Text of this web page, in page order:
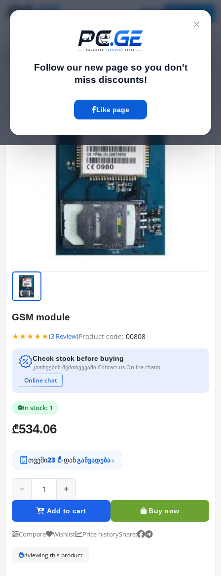
×
Follow our new page so you don't
miss discounts!
Like page
GSM module
★★★★★(3 Review)Product code: 00808
Check stock before buying
კითხვების შემთხვევაში Contact us Online chatთ
Online chat
In stock: 1
₾534.06
თვეში23 ₾-დანგანვადება ›
− +
Add to cart Buy now
Compare Wishlist Price historyShare:
7viewing this product